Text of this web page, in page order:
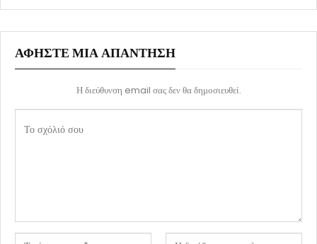
ΑΦΉΣΤΕ ΜΙΑ ΑΠΆΝΤΗΣΗ
Η διεύθυνση email σας δεν θα δημοσιευθεί.